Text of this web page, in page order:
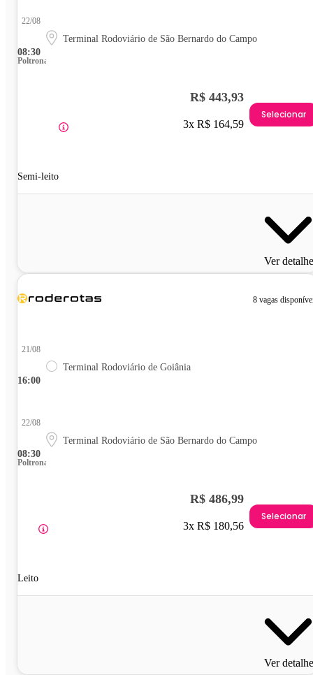
08:30
22/08
Terminal Rodoviário de São Bernardo do Campo
Poltrona
Semi-leito
R$ 443,93
3x R$ 164,59
Selecionar
Ver
8 vagas
16:00
21/08
Terminal Rodoviário de Goiânia
08:30
22/08
Terminal Rodoviário de São Bernardo do Campo
Poltrona
Leito
R$ 486,99
3x R$ 180,56
Selecionar
Ver